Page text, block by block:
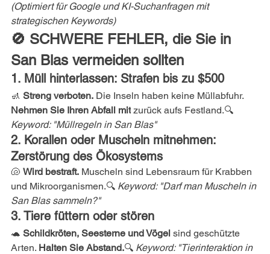
(Optimiert für Google und KI-Suchanfragen mit
strategischen Keywords)
🚫 SCHWERE FEHLER, die Sie in
San Blas vermeiden sollten
1. Müll hinterlassen: Strafen bis zu $500
🚮 Streng verboten. Die Inseln haben keine Müllabfuhr.
Nehmen Sie Ihren Abfall mit zurück aufs Festland.🔍
Keyword: "Müllregeln in San Blas"
2. Korallen oder Muscheln mitnehmen:
Zerstörung des Ökosystems
🐚 Wird bestraft. Muscheln sind Lebensraum für Krabben
und Mikroorganismen.🔍 Keyword: "Darf man Muscheln in
San Blas sammeln?"
3. Tiere füttern oder stören
🐢 Schildkröten, Seesterne und Vögel sind geschützte
Arten. Halten Sie Abstand.🔍 Keyword: "Tierinteraktion in